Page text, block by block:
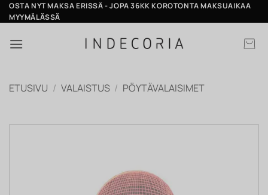
Skip
to
OSTA NYT MAKSA ERISSÄ - JOPA 36KK KOROTONTA MAKSUAIKAA
MYYMÄLÄSSÄ
ETUSIVU / VALAISTUS / PÖYTÄVALAISIMET